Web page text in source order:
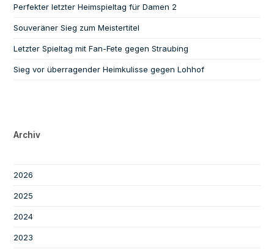
Perfekter letzter Heimspieltag für Damen 2
Souveräner Sieg zum Meistertitel
Letzter Spieltag mit Fan-Fete gegen Straubing
Sieg vor überragender Heimkulisse gegen Lohhof
Archiv
2026
2025
2024
2023